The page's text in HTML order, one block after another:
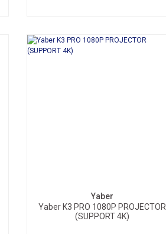
Yaber
Yaber K3 PRO 1080P PROJECTOR
(SUPPORT 4K)